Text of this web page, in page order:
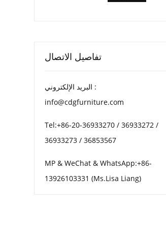
تفاصيل الاتصال
البريد الإلكتروني :
info@cdgfurniture.com
Tel:+86-20-36933270 / 36933272 /
36933273 / 36853567
MP & WeChat & WhatsApp:+86-
13926103331 (Ms.Lisa Liang)